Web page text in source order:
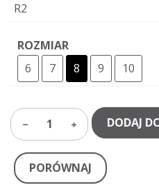
R2
ROZMIAR
6
7 8 9 10
1 DODAJ
PORÓWNAJ